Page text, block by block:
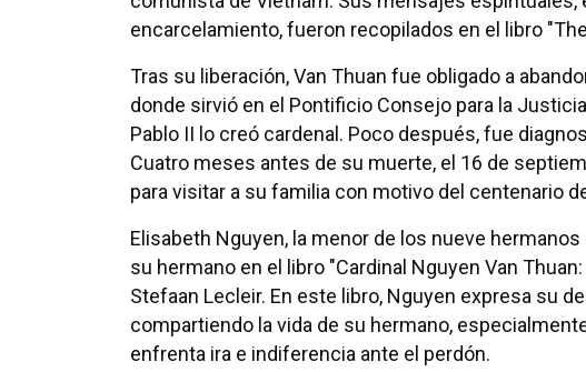
encarcelamiento, fueron recopilados en el libro
Tras su liberación, Van Thuan fue obligado a
donde sirvió en el Pontificio Consejo para la
Pablo II lo creó cardenal. Poco después, fue
Cuatro meses antes de su muerte, el 16 de
para visitar a su familia con motivo del centenario
Elisabeth Nguyen, la menor de los nueve
su hermano en el libro "Cardinal Nguyen Van
Stefaan Lecleir. En este libro, Nguyen expresa su
compartiendo la vida de su hermano,
enfrenta ira e indiferencia ante el perdón.